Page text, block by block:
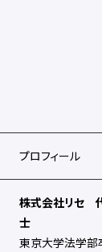
プロフィール
株式会社リセ
士
東京大学法学部